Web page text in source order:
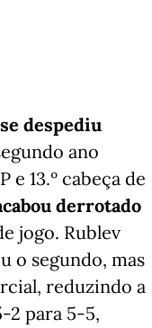
despediu
ano
e 13.º cabeça de
derrotado
jogo. Rublev
o segundo, mas
reduzindo a
2 para 5-5,